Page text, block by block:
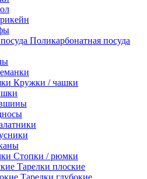
Поликарбонатная посуда
Кружки / чашки
Стопки / рюмки
Тарелки плоские
Тарелки глубокие